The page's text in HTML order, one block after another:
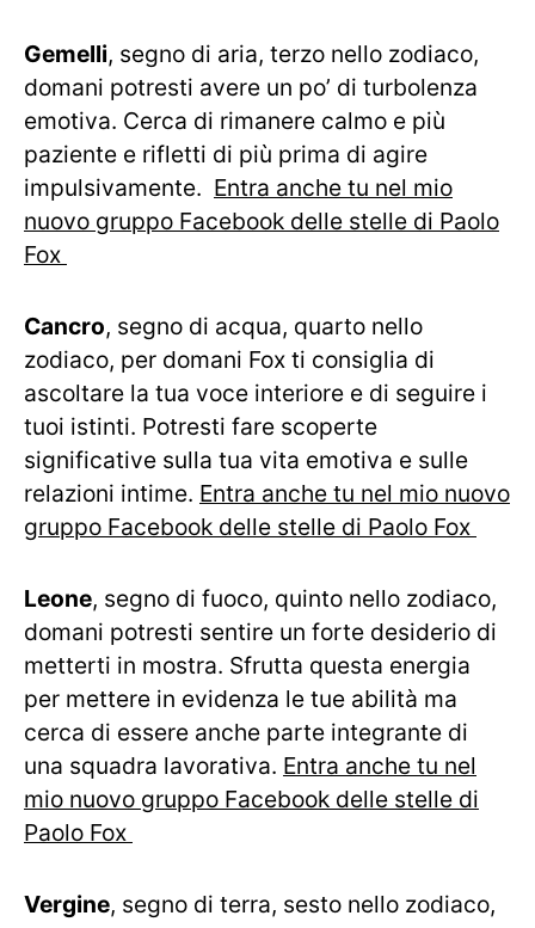
Gemelli, segno di aria, terzo nello zodiaco,
domani potresti avere un po’ di turbolenza
emotiva. Cerca di rimanere calmo e più
paziente e rifletti di più prima di agire
impulsivamente. Entra anche tu nel mio
nuovo gruppo Facebook delle stelle di Paolo
Fox
Cancro, segno di acqua, quarto nello
zodiaco, per domani Fox ti consiglia di
ascoltare la tua voce interiore e di seguire i
tuoi istinti. Potresti fare scoperte
significative sulla tua vita emotiva e sulle
relazioni intime. Entra anche tu nel mio nuovo
gruppo Facebook delle stelle di Paolo Fox
Leone, segno di fuoco, quinto nello zodiaco,
domani potresti sentire un forte desiderio di
metterti in mostra. Sfrutta questa energia
per mettere in evidenza le tue abilità ma
cerca di essere anche parte integrante di
una squadra lavorativa. Entra anche tu nel
mio nuovo gruppo Facebook delle stelle di
Paolo Fox
Vergine, segno di terra, sesto nello zodiaco,